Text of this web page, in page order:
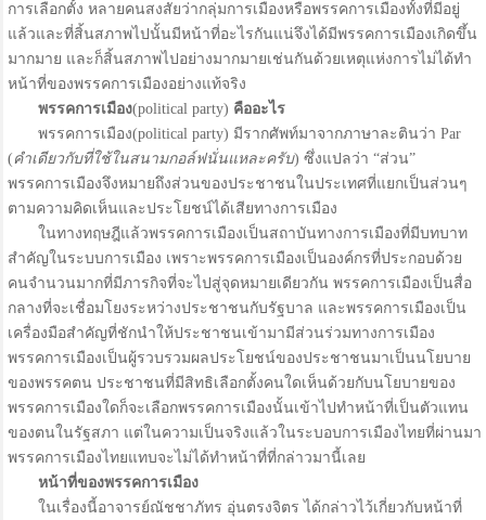
การเลือกตั้ง หลายคนสงสัยว่ากลุ่มการเมืองหรือพรรคการเมืองทั้งที่มีอยู่
แล้วและที่สิ้นสภาพไปนั้นมีหน้าที่อะไรกันแน่จึงได้มีพรรคการเมืองเกิดขึ้น
มากมาย และก็สิ้นสภาพไปอย่างมากมายเช่นกันด้วยเหตุแห่งการไม่ได้ทำ
หน้าที่ของพรรคการเมืองอย่างแท้จริง
พรรคการเมือง(political party) คืออะไร
พรรคการเมือง(political party) มีรากศัพท์มาจากภาษาละตินว่า Par
(คำเดียวกับที่ใช้ในสนามกอล์ฟนั่นแหละครับ) ซึ่งแปลว่า “ส่วน”
พรรคการเมืองจึงหมายถึงส่วนของประชาชนในประเทศที่แยกเป็นส่วนๆ
ตามความคิดเห็นและประโยชน์ได้เสียทางการเมือง
ในทางทฤษฎีแล้วพรรคการเมืองเป็นสถาบันทางการเมืองที่มีบทบาท
สำคัญในระบบการเมือง เพราะพรรคการเมืองเป็นองค์กรที่ประกอบด้วย
คนจำนวนมากที่มีภารกิจที่จะไปสู่จุดหมายเดียวกัน พรรคการเมืองเป็นสื่อ
กลางที่จะเชื่อมโยงระหว่างประชาชนกับรัฐบาล และพรรคการเมืองเป็น
เครื่องมือสำคัญที่ชักนำให้ประชาชนเข้ามามีส่วนร่วมทางการเมือง
พรรคการเมืองเป็นผู้รวบรวมผลประโยชน์ของประชาชนมาเป็นนโยบาย
ของพรรคตน ประชาชนที่มีสิทธิเลือกตั้งคนใดเห็นด้วยกับนโยบายของ
พรรคการเมืองใดก็จะเลือกพรรคการเมืองนั้นเข้าไปทำหน้าที่เป็นตัวแทน
ของตนในรัฐสภา แต่ในความเป็นจริงแล้วในระบอบการเมืองไทยที่ผ่านมา
พรรคการเมืองไทยแทบจะไม่ได้ทำหน้าที่ที่กล่าวมานี้เลย
หน้าที่ของพรรคการเมือง
ในเรื่องนี้อาจารย์ณัชชาภัทร อุ่นตรงจิตร ได้กล่าวไว้เกี่ยวกับหน้าที่